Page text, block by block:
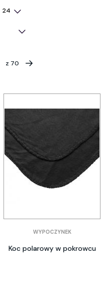
z 70
WYPOCZYNEK
Koc polarowy w pokrowcu